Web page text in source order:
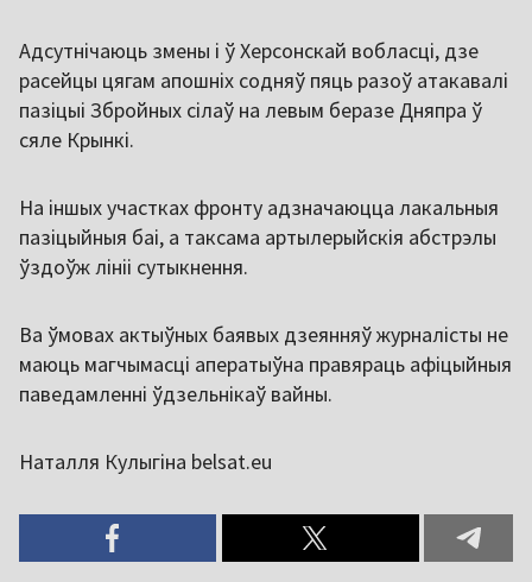
Адсутнічаюць змены і ў Херсонскай вобласці, дзе
расейцы цягам апошніх содняў пяць разоў атакавалі
пазіцыі Збройных сілаў на левым беразе Дняпра ў
сяле Крынкі.
На іншых участках фронту адзначаюцца лакальныя
пазіцыйныя баі, а таксама артылерыйскія абстрэлы
ўздоўж лініі сутыкнення.
Ва ўмовах актыўных баявых дзеянняў журналісты не
маюць магчымасці аператыўна правяраць афіцыйныя
паведамленні ўдзельнікаў вайны.
Наталля Кулыгіна belsat.eu